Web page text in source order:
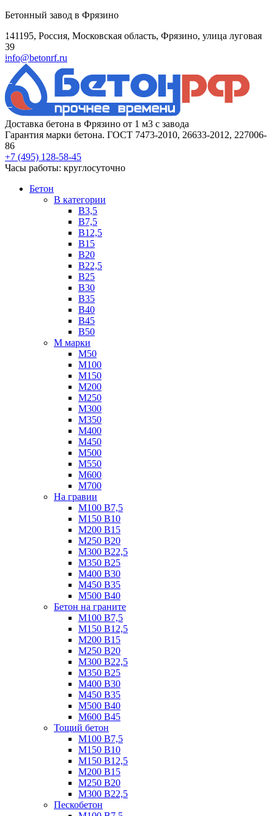
Бетонный завод в Фрязино
141195, Россия, Московская область, Фрязино, улица луговая
39
info@betonrf.ru
Доставка бетона в Фрязино от 1 м3 с завода
Гарантия марки бетона. ГОСТ 7473-2010, 26633-2012, 227006-
86
+7 (495) 128-58-45
Часы работы: круглосуточно
Бетон
B категории
B3,5
B7,5
B12,5
B15
B20
B22,5
B25
B30
B35
B40
B45
B50
М марки
М50
М100
М150
М200
М250
М300
М350
М400
М450
М500
М550
М600
М700
На гравии
М100 B7,5
М150 B10
М200 B15
М250 B20
М300 B22,5
М350 B25
М400 B30
М450 B35
М500 B40
Бетон на граните
М100 B7,5
М150 B12,5
М200 B15
М250 B20
М300 B22,5
М350 B25
М400 B30
М450 B35
М500 B40
М600 B45
Тощий бетон
М100 В7,5
М150 В10
М150 В12,5
М200 В15
М250 В20
М300 В22,5
Пескобетон